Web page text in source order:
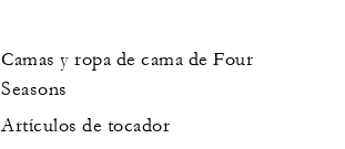
Camas y ropa de cama de Four
Seasons
Artículos de tocador